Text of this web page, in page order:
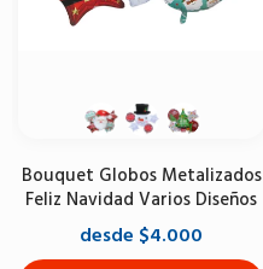
Bouquet Globos Metalizados
Feliz Navidad Varios Diseños
desde $4.000